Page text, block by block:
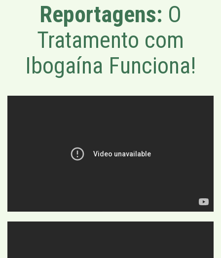
Reportagens: O
Tratamento com
Ibogaína Funciona!